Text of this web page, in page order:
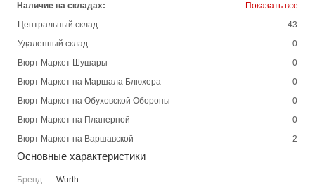
Наличие на складах:
Показать все
Центральный склад
43
Удаленный склад
0
Вюрт Маркет Шушары
0
Вюрт Маркет на Маршала Блюхера
0
Вюрт Маркет на Обуховской Обороны
0
Вюрт Маркет на Планерной
0
Вюрт Маркет на Варшавской
2
Основные характеристики
Бренд — Wurth